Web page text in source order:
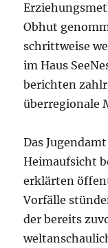
Obhut
schrittweise
im Haus
berichten
überregionale
Das
Heimaufsicht
erklärten
Vorfälle
der bereits